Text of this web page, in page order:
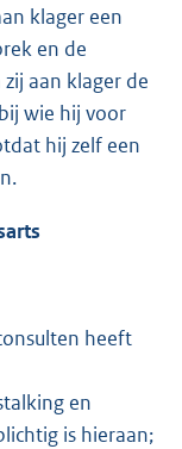
klager een
en de
aan klager de
wie hij voor
hij zelf een
heeft
en
is hieraan;